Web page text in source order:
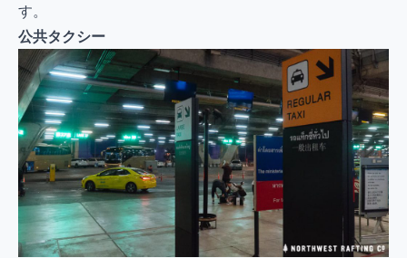
す。
公共タクシー